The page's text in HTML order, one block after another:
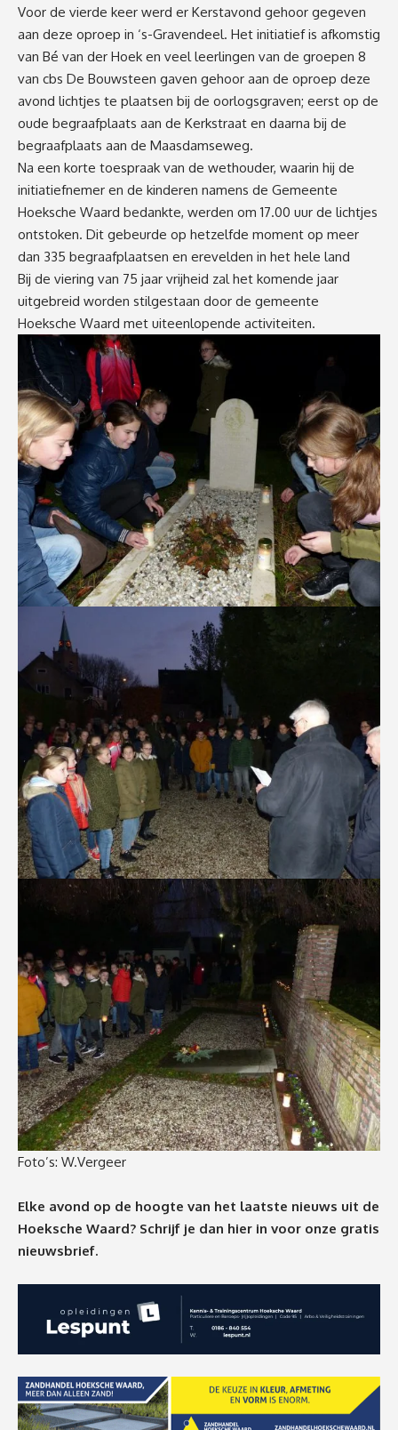
Voor de vierde keer werd er Kerstavond gehoor gegeven
aan deze oproep in ‘s-Gravendeel. Het initiatief is afkomstig
van Bé van der Hoek en veel leerlingen van de groepen 8
van cbs De Bouwsteen gaven gehoor aan de oproep deze
avond lichtjes te plaatsen bij de oorlogsgraven; eerst op de
oude begraafplaats aan de Kerkstraat en daarna bij de
begraafplaats aan de Maasdamseweg.
Na een korte toespraak van de wethouder, waarin hij de
initiatiefnemer en de kinderen namens de Gemeente
Hoeksche Waard bedankte, werden om 17.00 uur de lichtjes
ontstoken. Dit gebeurde op hetzelfde moment op meer
dan 335 begraafplaatsen en erevelden in het hele land
Bij de viering van 75 jaar vrijheid zal het komende jaar
uitgebreid worden stilgestaan door de gemeente
Hoeksche Waard met uiteenlopende activiteiten.
Foto’s: W.Vergeer
Elke avond op de hoogte van het laatste nieuws uit de
Hoeksche Waard? Schrijf je dan hier in voor onze gratis
nieuwsbrief.